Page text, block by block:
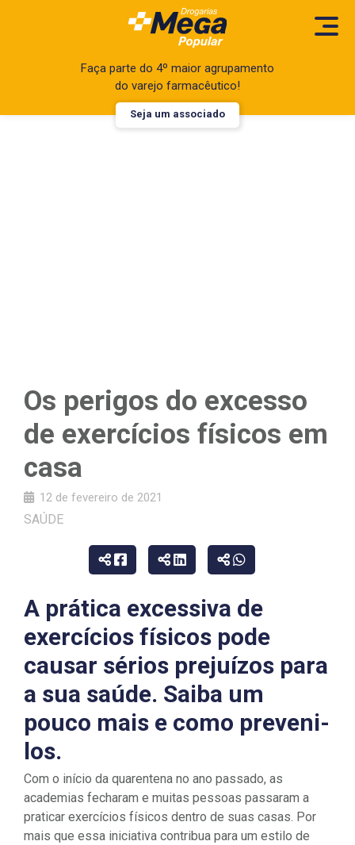
Faça parte do 4º maior agrupamento
do varejo farmacêutico!
Seja um associado
Os perigos do excesso
de exercícios físicos em
casa
12 de fevereiro de 2021
SAÚDE
A prática excessiva de
exercícios físicos pode
causar sérios prejuízos para
a sua saúde. Saiba um
pouco mais e como preveni-
los.
Com o início da quarentena no ano passado, as
academias fecharam e muitas pessoas passaram a
praticar exercícios físicos dentro de suas casas. Por
mais que essa iniciativa contribua para um estilo de